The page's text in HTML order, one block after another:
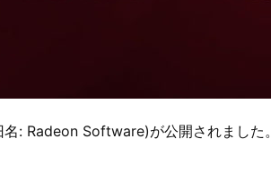
: Radeon Software)が公開されました。